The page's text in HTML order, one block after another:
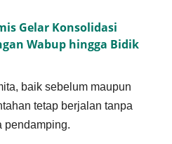
Gelar Konsolidasi
Wabup hingga Bidik
baik sebelum maupun
tetap berjalan tanpa
pendamping.